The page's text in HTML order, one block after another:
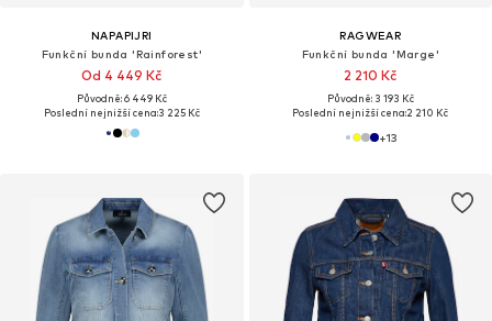
NAPAPIJRI
Funkční bunda 'Rainforest'
Od 4 449 Kč
Původně: 6 449 Kč
Poslední nejnižší cena:3 225 Kč
RAGWEAR
Funkční bunda 'Marge'
2 210 Kč
Původně: 3 193 Kč
Poslední nejnižší cena:2 210 Kč
+13